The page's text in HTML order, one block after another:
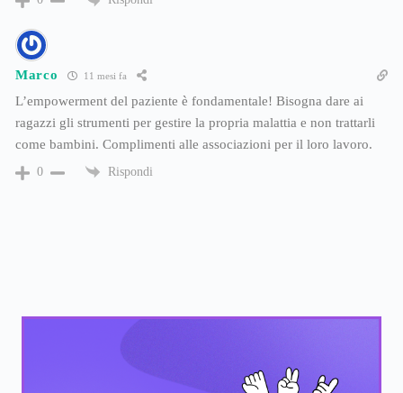
Marco 11 mesi fa
L’empowerment del paziente è fondamentale! Bisogna dare ai
ragazzi gli strumenti per gestire la propria malattia e non trattarli
come bambini. Complimenti alle associazioni per il loro lavoro.
0 Rispondi